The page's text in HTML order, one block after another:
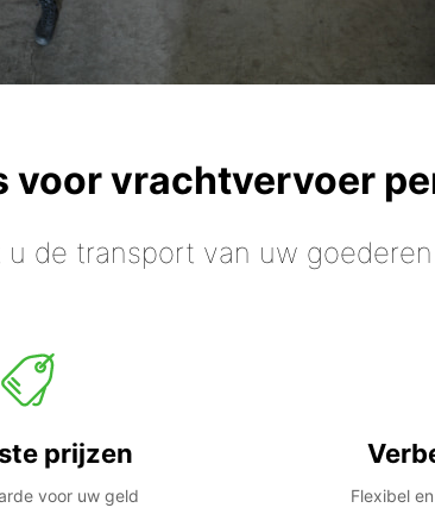
voor vrachtvervoer
u de transport van uw
prijzen
voor uw geld
Flexibel